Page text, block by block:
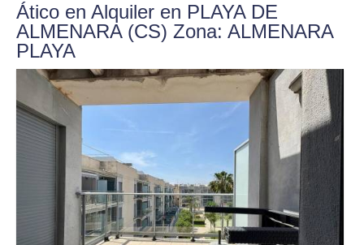
Promociones
¿Quiere Vender?
Cert. Energéticos
Peticiones
Contacto
Oficina Canet de Berenguer
Ático en Alquiler en PLAYA DE
ALMENARA (CS) Zona: ALMENARA
PLAYA